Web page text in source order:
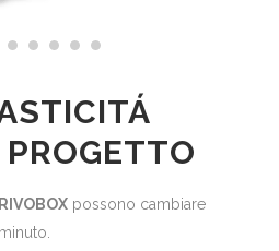
RIVOBOXpossono cambiare